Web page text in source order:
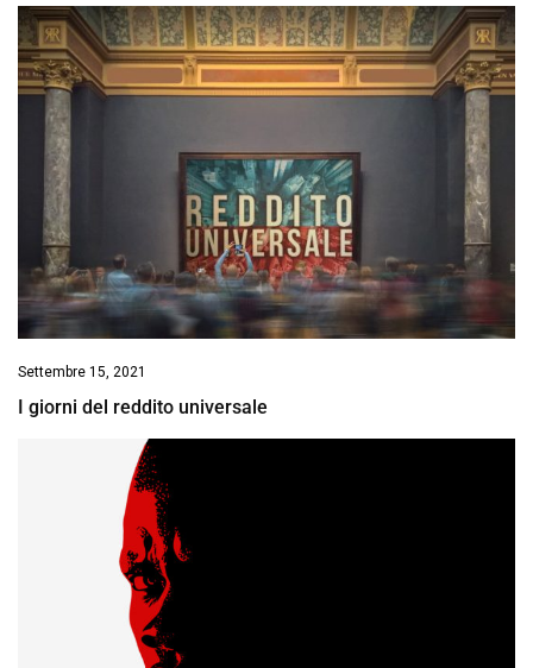
Settembre 15, 2021
I giorni del reddito universale